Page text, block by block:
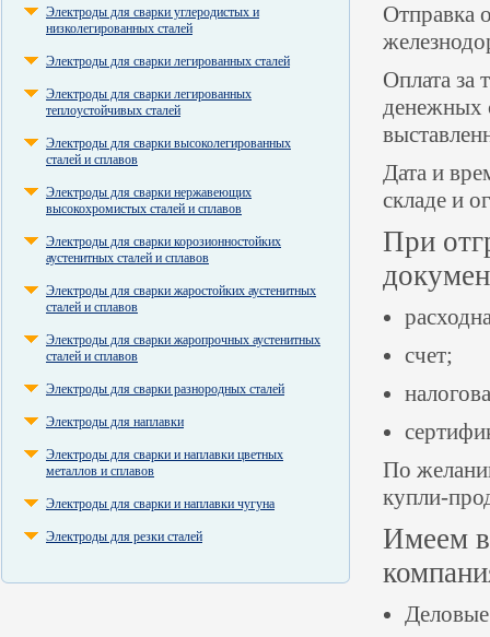
Электроды для сварки углеродистых и
низколегированных сталей
Электроды для сварки легированных сталей
Электроды для сварки легированных
теплоустойчивых сталей
Электроды для сварки высоколегированных
сталей и сплавов
Электроды для сварки нержавеющих
высокохромистых сталей и сплавов
Электроды для сварки корозионностойких
аустенитных сталей и сплавов
Электроды для сварки жаростойких аустенитных
сталей и сплавов
Электроды для сварки жаропрочных аустенитных
сталей и сплавов
Электроды для сварки разнородных сталей
Электроды для наплавки
Электроды для сварки и наплавки цветных
металлов и сплавов
Электроды для сварки и наплавки чугуна
Электроды для резки сталей
Отправка
Оплата за
денежных
Дата и
складе и
При
счет;
По
купли-
Имеем